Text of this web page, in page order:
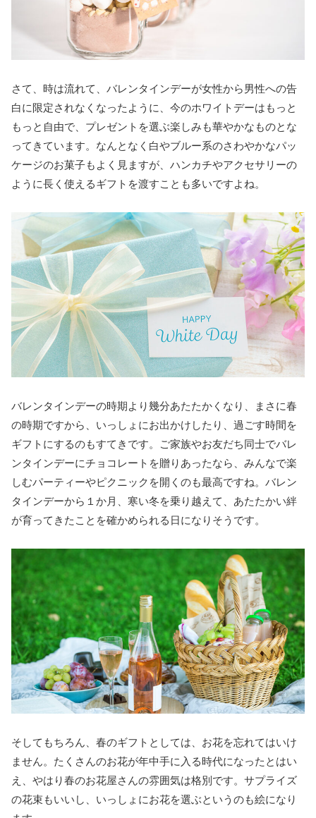
さて、時は流れて、バレンタインデーが女性から男性への告
白に限定されなくなったように、今のホワイトデーはもっと
もっと自由で、プレゼントを選ぶ楽しみも華やかなものとな
ってきています。なんとなく白やブルー系のさわやかなパッ
ケージのお菓子もよく見ますが、ハンカチやアクセサリーの
ように長く使えるギフトを渡すことも多いですよね。
バレンタインデーの時期より幾分あたたかくなり、まさに春
の時期ですから、いっしょにお出かけしたり、過ごす時間を
ギフトにするのもすてきです。ご家族やお友だち同士でバレ
ンタインデーにチョコレートを贈りあったなら、みんなで楽
しむパーティーやピクニックを開くのも最高ですね。バレン
タインデーから１か月、寒い冬を乗り越えて、あたたかい絆
が育ってきたことを確かめられる日になりそうです。
そしてもちろん、春のギフトとしては、お花を忘れてはいけ
ません。たくさんのお花が年中手に入る時代になったとはい
え、やはり春のお花屋さんの雰囲気は格別です。サプライズ
の花束もいいし、いっしょにお花を選ぶというのも絵になり